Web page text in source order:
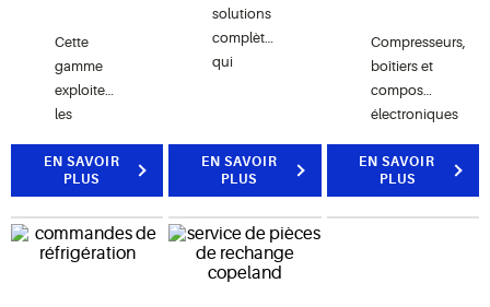
Cette
gamme
exploite
les
nouveautés
en
de
compresseurs,
EN SAVOIR
PLUS
solutions
complètes
qui
logiciels
et
pour
diverses
applications
EN SAVOIR
PLUS
Compresseurs,
boîtiers et
composants
électroniques
pour
améliorer
EN SAVOIR
PLUS